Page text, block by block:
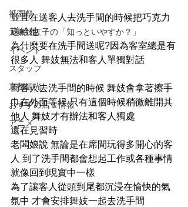
祇園祭
元舞妓紅子の「知っといやすか？」
イベント
スタッフ
京都観光
おすすめ店＆情報
アニメ
並且在送客人去洗手間的時候把巧克力
送給他
為什麼要在洗手間送呢?因為客室總是有
很多人 舞妓無法和客人單獨對話
而客人去洗手間的時候 舞妓會拿著擦手
巾在外面等候 只有這個時候稍微離開其
他人 舞妓才有辦法和客人獨處
還在見習時
老闆娘說 無論是在席間玩得多開心的客
人 到了洗手間都會想起工作或各種事情
就像回到現實中一樣
為了讓客人從頭到尾都沉浸在愉快的氣
氛中 才會安排舞妓一起去洗手間